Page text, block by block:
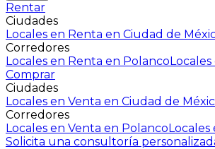
Rentar
Ciudades
Locales en Renta en Ciudad de
Corredores
Locales en Renta en Polanco
Comprar
Ciudades
Locales en Venta en Ciudad de
Corredores
Locales en Venta en PolancoLocales
Solicita una consultoría